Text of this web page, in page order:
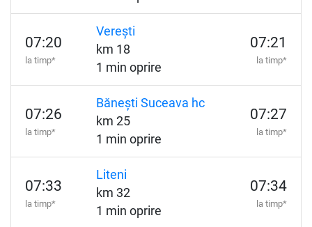
07:20
la timp*
Verești
km 18
1 min oprire
07:21
la timp*
07:26
la timp*
Bănești Suceava hc
km 25
1 min oprire
07:27
la timp*
07:33
la timp*
Liteni
km 32
1 min oprire
07:34
la timp*